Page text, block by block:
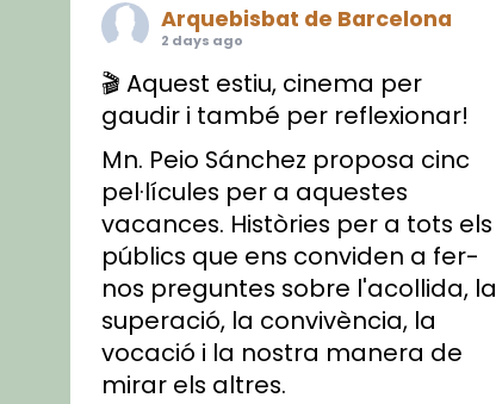
Arquebisbat de Barcelona
2 days ago
🎬 Aquest estiu, cinema per
gaudir i també per reflexionar!
Mn. Peio Sánchez proposa cinc
pel·lícules per a aquestes
vacances. Històries per a tots els
públics que ens conviden a fer-
nos preguntes sobre l'acollida, la
superació, la convivència, la
vocació i la nostra manera de
mirar els altres.